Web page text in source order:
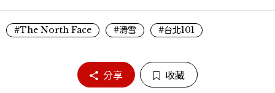
#The North Face #滑雪 #台北101
分享 收藏